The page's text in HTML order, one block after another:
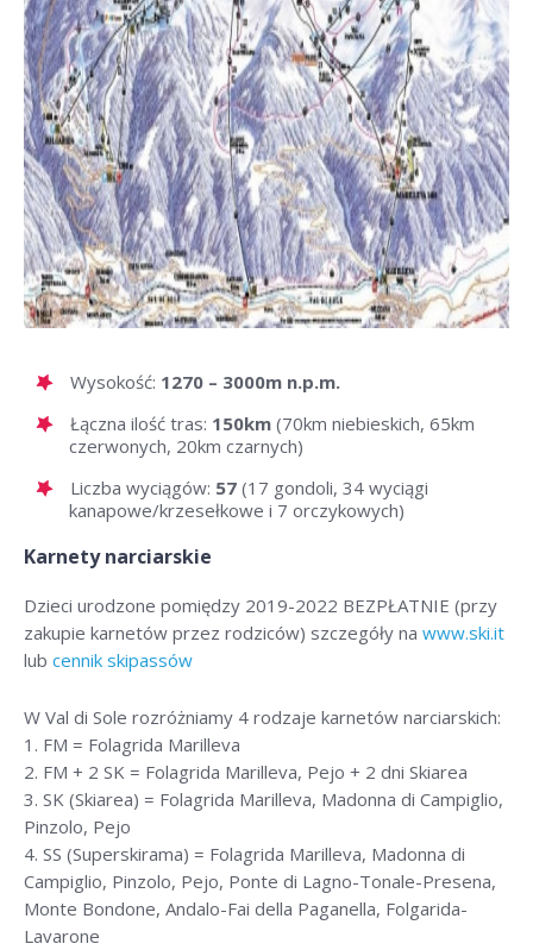
Wysokość: 1270 – 3000m n.p.m.
Łączna ilość tras: 150km (70km niebieskich, 65km
czerwonych, 20km czarnych)
Liczba wyciągów: 57 (17 gondoli, 34 wyciągi
kanapowe/krzesełkowe i 7 orczykowych)
Karnety narciarskie
Dzieci urodzone pomiędzy 2019-2022 BEZPŁATNIE (przy
zakupie karnetów przez rodziców) szczegóły na www.ski.it
lub cennik skipassów
W Val di Sole rozróżniamy 4 rodzaje karnetów narciarskich:
1. FM = Folagrida Marilleva
2. FM + 2 SK = Folagrida Marilleva, Pejo + 2 dni Skiarea
3. SK (Skiarea) = Folagrida Marilleva, Madonna di Campiglio,
Pinzolo, Pejo
4. SS (Superskirama) = Folagrida Marilleva, Madonna di
Campiglio, Pinzolo, Pejo, Ponte di Lagno-Tonale-Presena,
Monte Bondone, Andalo-Fai della Paganella, Folgarida-
Lavarone